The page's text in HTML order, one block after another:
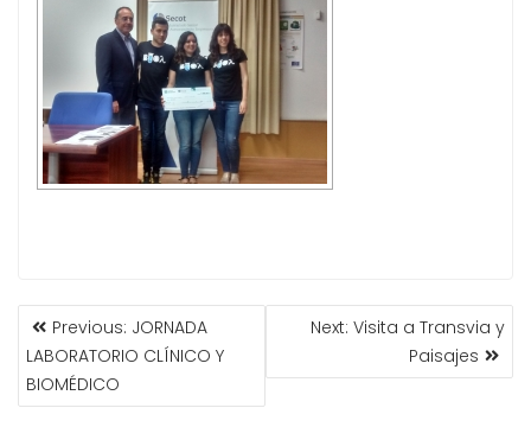
Previous: JORNADA
LABORATORIO CLÍNICO Y
BIOMÉDICO
Next: Visita a Transvia y
Paisajes